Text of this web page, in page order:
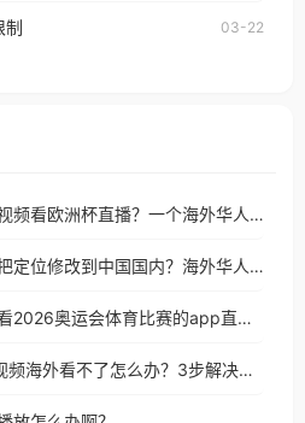
音乐地区版权限制」的问题，无论人在
制 03-22
马来西亚怎么用腾讯视频看欧洲杯直播？一个海外华人的真实困扰与破解
在美国用百合网怎么把定位修改到中国国内？海外华人必备的回国加速指南
在海外，如何优雅地看2026奥运会体育比赛的app直播？
海外党必看：CCTV视频海外看不了怎么办？3步解决地区限制+追剧自由